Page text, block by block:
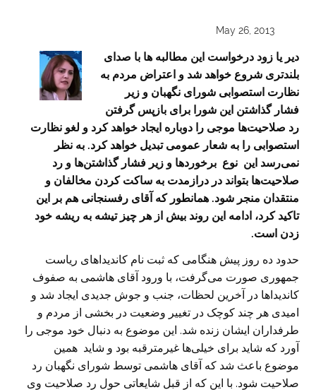
May 26, 2013
دیر یا زود درخواست این مطالبه ها با صدای
بلندتری شروع خواهد شد و اعتراض مردم به
نظارت استصوابی شورای نگهبان و زیر
فشار گذاشتن این شورا برای بازپس گرفتن
رد صلاحیت‌ها موجی را دوباره ایجاد خواهد کرد و لغو نظارت
استصوابی را به شعار عمومی تبدیل خواهد کرد. به نظر
نمی‌رسد این نوع برخوردها و زیر فشار گذاشتن‌ها و رد
صلاحیت‌ها بتواند در درازمدت به ساکت کردن مخالفان و
منتقدان منجر شود. همانطور که آقای رفسنجانی هم بر این
تاکید کرد، ادامه این روند بیش از هر چیز تیشه به ریشه خود
زدن است.
حدود ده روز پیش هنگامی که ثبت نام کاندیداهای ریاست
جمهوری صورت می‌گرفت، با ورود آقای هاشمی به صفوف
کاندیداها در آخرین لحظات، جنب و جوش جدیدی ایجاد شد و
امیدی هر چند کوچک در تغییر وضعیت در بخشی از مردم و
طرفداران ایشان زنده شد. این موضوع به دنبال خود موجی را
آورد که شاید برای خیلی‌ها غیرمترقبه بود و شاید همین
موضوع باعث شد که آقای هاشمی توسط شورای نگهبان رد
صلاحیت شود. با این که از قبل شایعاتی حول رد صلاحیت وی